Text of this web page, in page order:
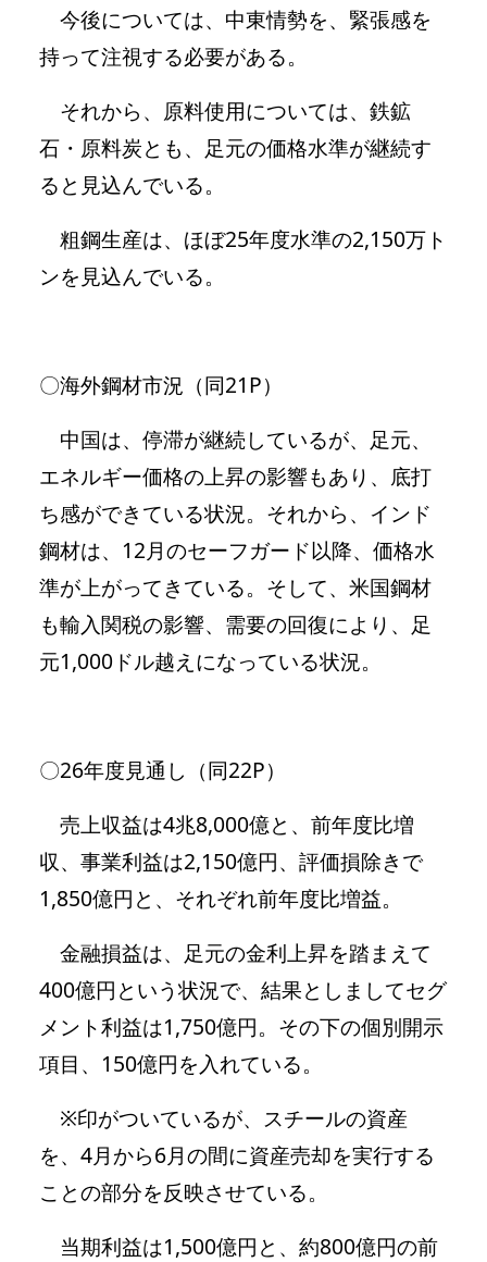
今後については、中東情勢を、緊張感を
持って注視する必要がある。
それから、原料使用については、鉄鉱
石・原料炭とも、足元の価格水準が継続す
ると見込んでいる。
粗鋼生産は、ほぼ25年度水準の2,150万ト
ンを見込んでいる。
〇海外鋼材市況（同21P）
中国は、停滞が継続しているが、足元、
エネルギー価格の上昇の影響もあり、底打
ち感ができている状況。それから、インド
鋼材は、12月のセーフガード以降、価格水
準が上がってきている。そして、米国鋼材
も輸入関税の影響、需要の回復により、足
元1,000ドル越えになっている状況。
〇26年度見通し（同22P）
売上収益は4兆8,000億と、前年度比増
収、事業利益は2,150億円、評価損除きで
1,850億円と、それぞれ前年度比増益。
金融損益は、足元の金利上昇を踏まえて
400億円という状況で、結果としましてセグ
メント利益は1,750億円。その下の個別開示
項目、150億円を入れている。
※印がついているが、スチールの資産
を、4月から6月の間に資産売却を実行する
ことの部分を反映させている。
当期利益は1,500億円と、約800億円の前